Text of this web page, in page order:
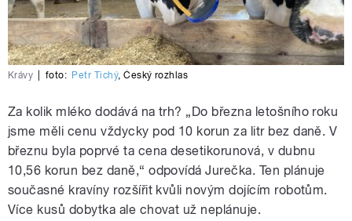
Krávy foto: Petr Tichý,Český rozhlas
Za kolik mléko dodává na trh? „Do března letošního roku
jsme měli cenu vždycky pod 10 korun za litr bez daně. V
březnu byla poprvé ta cena desetikorunová, v dubnu
10,56 korun bez daně,“ odpovídá Jurečka. Ten plánuje
současné kravíny rozšířit kvůli novým dojícím robotům.
Více kusů dobytka ale chovat už neplánuje.